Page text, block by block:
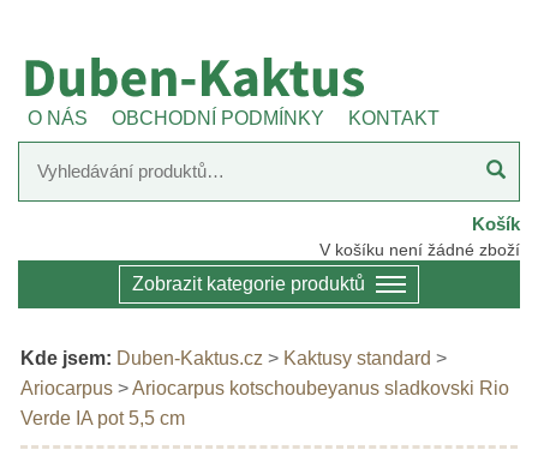
O NÁS OBCHODNÍ PODMÍNKY KONTAKT
Košík
V košíku není žádné zboží
Zobrazit kategorie produktů
Kde jsem: Duben-Kaktus.cz > Kaktusy standard >
Ariocarpus >Ariocarpus kotschoubeyanus sladkovski Rio
Verde IA pot 5,5 cm